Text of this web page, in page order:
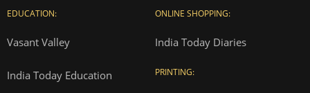
EDUCATION:
Vasant Valley
India Today Education
ONLINE SHOPPING:
India Today Diaries
PRINTING: